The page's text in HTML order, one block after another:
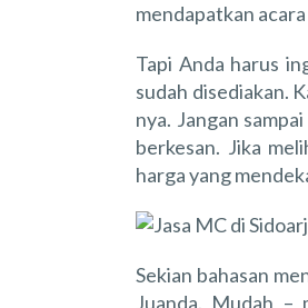
mendapatkan
Tapi Anda harus
sudah disediakan.
nya. Jangan
berkesan. Jika
harga yang
Sekian bahasan
Juanda. Mudah –